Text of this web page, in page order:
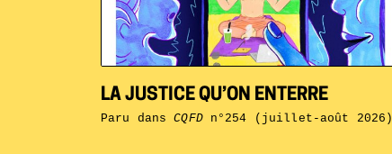
LA JUSTICE QU’ON ENTERRE
Paru dansCQFDn°254 (juillet-août 2026)